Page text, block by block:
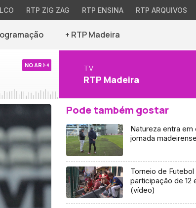
RTP ZIG ZAG RTP ENSINA RTP ARQUIVOS
+ RTP Madeira
NO AR TV
RTP Madeira
Pode também gostar
Natureza entra em
jornada
Torneio de
participação de 12
(vídeo)